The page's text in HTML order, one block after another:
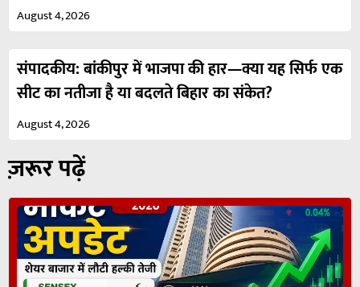
August 4, 2026
संपादकीय: बांकीपुर में भाजपा की हार—क्या यह सिर्फ एक
सीट का नतीजा है या बदलते बिहार का संकेत?
August 4, 2026
ज़रूर पढ़ें